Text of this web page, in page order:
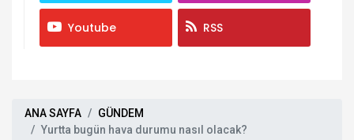
Youtube RSS
ANA SAYFA
GÜNDEM
Yurtta bugün hava durumu nasıl olacak?